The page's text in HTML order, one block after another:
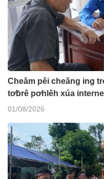
Cheăm pêi cheăng ing
tơƀrê pơhlêh xúa
01/08/2026